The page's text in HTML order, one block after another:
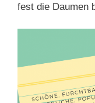
fest die Daumen